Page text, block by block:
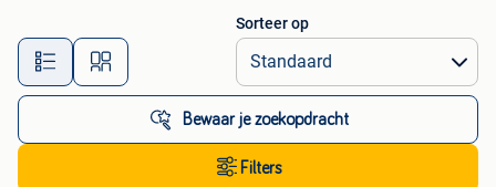
Alle afstanden…
Sorteer op
Bewaar je zoekopdracht
Filters